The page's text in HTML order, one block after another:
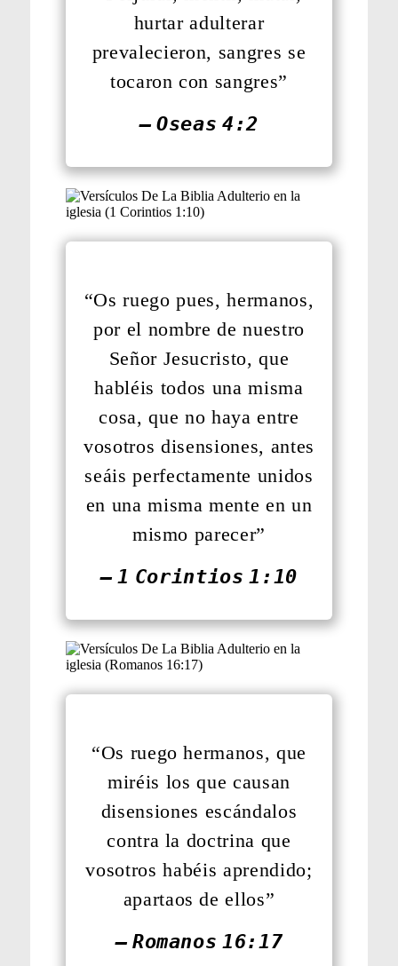
hurtar adulterar
prevalecieron, sangres se
tocaron con sangres”
— Oseas 4:2
“Os ruego pues, hermanos,
por el nombre de nuestro
Señor Jesucristo, que
habléis todos una misma
cosa, que no haya entre
vosotros disensiones, antes
seáis perfectamente unidos
en una misma mente en un
mismo parecer”
— 1 Corintios 1:10
“Os ruego hermanos, que
miréis los que causan
disensiones escándalos
contra la doctrina que
vosotros habéis aprendido;
apartaos de ellos”
— Romanos 16:17